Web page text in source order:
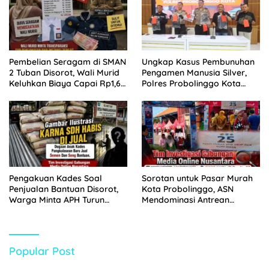
Pembelian Seragam di SMAN
2 Tuban Disorot, Wali Murid
Keluhkan Biaya Capai Rp1,6
Ungkap Kasus Pembunuhan
Pengamen Manusia Silver,
Polres Probolinggo Kota
Pengakuan Kades Soal
Penjualan Bantuan Disorot,
Warga Minta APH Turun
Sorotan untuk Pasar Murah
Kota Probolinggo, ASN
Mendominasi Antrean
Popular Post